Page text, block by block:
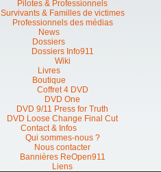
Pilotes & Professionnels
Survivants & Familles de victimes
Professionnels des médias
News
Dossiers
Dossiers Info911
Wiki
Livres
Boutique
Coffret 4 DVD
DVD One
DVD 9/11 Press for Truth
DVD Loose Change Final Cut
Contact & Infos
Qui sommes-nous ?
Nous contacter
Bannières ReOpen911
Liens